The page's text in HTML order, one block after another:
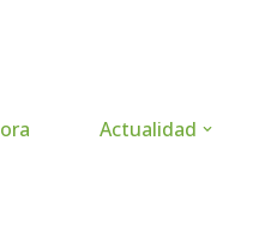
Actualidad